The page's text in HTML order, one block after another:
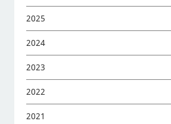
2025
2024
2023
2022
2021